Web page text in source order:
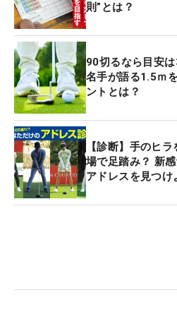
則”とは？
90切るなら目安
名手が語る1.5ｍ
ントとは？
【診断】手のヒ
場で足踏み？ 新
アドレスを見つけ